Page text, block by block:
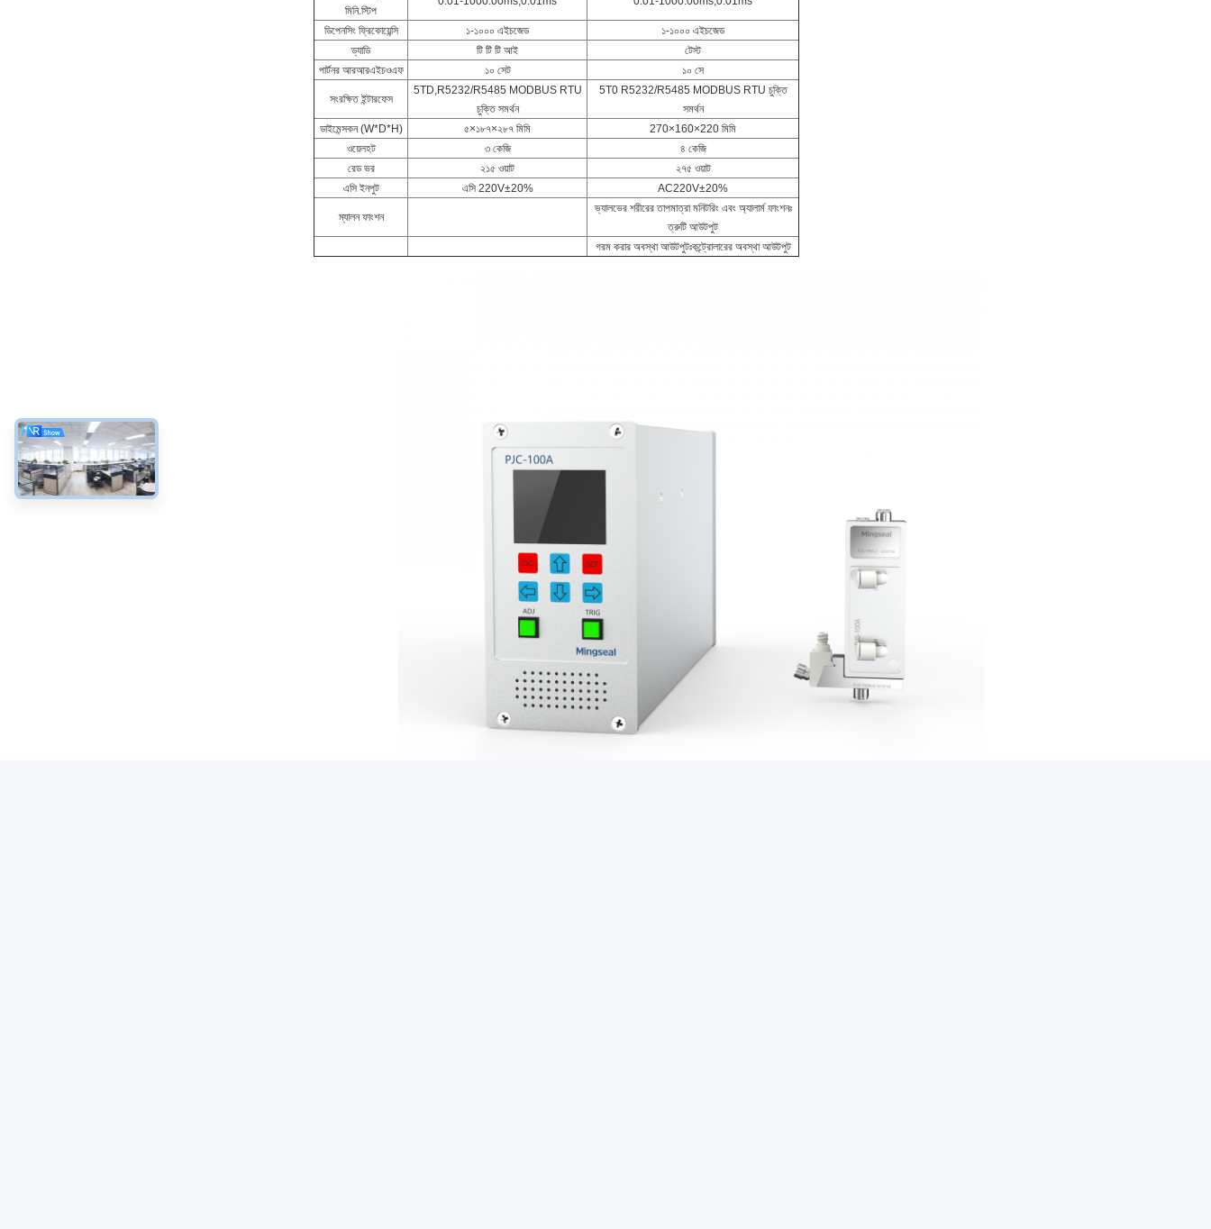
মিনি.স্টিপ
ডিপেনসিং ফ্রিকোয়েন্সি ১-১০০০ এইচজেড
১-১০০০ এইচজেড
ড্যাডি
টি টি টি আই
টেস্ট
পার্টনর আরআরএইচওএফ
১০ সেট ১০ সে
সংরক্ষিত ইন্টারফেস
5TD,R5232/R5485 MODBUS RTU
চুক্তি সমর্থন
5T0 R5232/R5485 MODBUS RTU চুক্তি
সমর্থন
ডাইমেন্সকন (W*D*H)
৫×১৮৭×২৮৭ মিমি
270×160×220 মিমি
ওয়েলহট
৩ কেজি
৪ কেজি
রেড ভর
২১৫ ওয়াট
২৭৫ ওয়াট
এসি ইনপুট
এসি 220V±20% AC220V±20%
ম্যালন ফাংশন
ভ্যালভের শরীরের তাপমাত্রা মনিটরিং এবং অ্যালার্ম ফাংশনঃ
ত্রুটি আউটপুট
গরম করার অবস্থা আউটপুটঃকন্ট্রোলারের অবস্থা আউটপুট